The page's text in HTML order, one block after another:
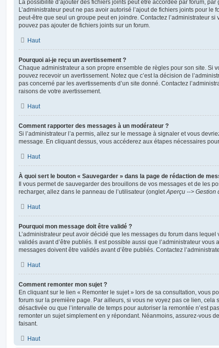
La possibilité d’ajouter des fichiers joints peut être accordée par forum, par
L’administrateur peut ne pas avoir autorisé l’ajout de fichiers joints pour le
peut-être que seul un groupe peut en joindre. Contactez l’administrateur
pouvez pas ajouter de fichiers joints sur un forum.
Haut
Pourquoi ai-je reçu un avertissement ?
Chaque administrateur a son propre ensemble de règles pour son site. Si
pouvez recevoir un avertissement. Notez que c’est la décision de
pas concerné par les avertissements d’un site donné. Contactez
raisons de votre avertissement.
Haut
Comment rapporter des messages à un modérateur ?
Si l’administrateur l’a permis, allez sur le message à signaler et vous
message. En cliquant dessus, vous accéderez aux étapes nécessaires
Haut
À quoi sert le bouton « Sauvegarder » dans la page de rédaction de
Il vous permet de sauvegarder des brouillons de vos messages et de les
recharger, allez dans le panneau de l’utilisateur (onglet Aperçu --> Gestion
Haut
Pourquoi mon message doit être validé ?
L’administrateur peut avoir décidé que les messages du forum dans lequel
validés avant d’être publiés. Il est possible aussi que l’administrateur vous
messages doivent être validés avant d’être publiés. Contactez
Haut
Comment remonter mon sujet ?
En cliquant sur le lien « Remonter le sujet » lors de sa consultation, vous
forum sur la première page. Par ailleurs, si vous ne voyez pas ce lien, cela
désactivée ou que l’intervalle de temps pour autoriser la remontée n’est
remonter un sujet simplement en y répondant. Néanmoins, assurez-vous
faisant.
Haut